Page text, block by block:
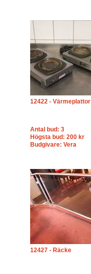
12422 - Värmeplattor
Antal bud: 3
Högsta bud: 200 kr
Budgivare: Vera
12427 - Räcke